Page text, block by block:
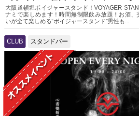
大阪道頓堀ボイジャースタンド！VOYAGER
ナミで楽しめます！時間無制限飲み放題！お酒、
いが全て楽しめる“ボイジャースタンド”男性も...
CLUB スタンドバー